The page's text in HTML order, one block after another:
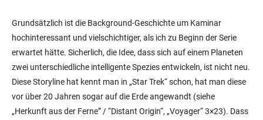
Grundsätzlich ist die Background-Geschichte um Kaminar
hochinteressant und vielschichtiger, als ich zu Beginn der Serie
erwartet hätte. Sicherlich, die Idee, dass sich auf einem Planeten
zwei unterschiedliche intelligente Spezies entwickeln, ist nicht neu.
Diese Storyline hat kennt man in „Star Trek“ schon, hat man diese
vor über 20 Jahren sogar auf die Erde angewandt (siehe
„Herkunft aus der Ferne” / “Distant Origin“, „Voyager“ 3×23). Dass